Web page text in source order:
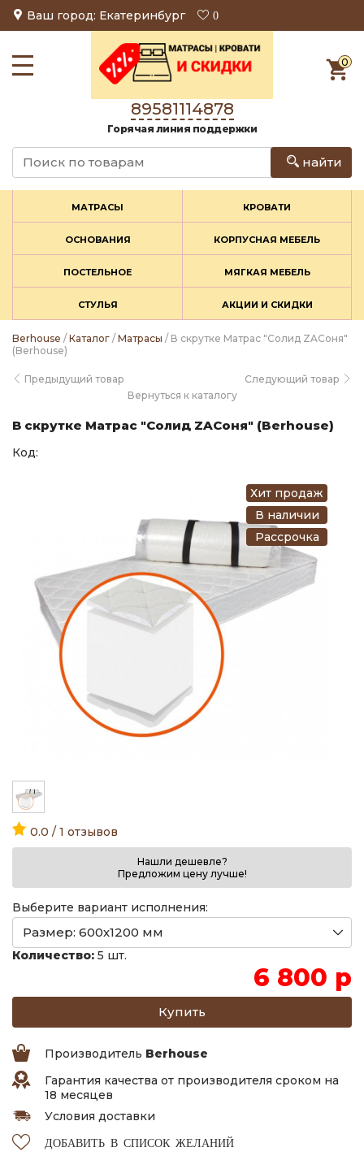
Ваш город: Екатеринбург 0
0
89581114878
Горячая линия поддержки
найти
МАТРАСЫ КРОВАТИ
ОСНОВАНИЯ КОРПУСНАЯ МЕБЕЛЬ
ПОСТЕЛЬНОЕ МЯГКАЯ МЕБЕЛЬ
СТУЛЬЯ АКЦИИ И СКИДКИ
Berhouse / Каталог / Матрасы / В скрутке Матрас "Солид ZAСоня"
(Berhouse)
Предыдущий товар
Следующий товар
Вернуться к каталогу
В скрутке Матрас "Солид ZAСоня" (Berhouse)
Код:
Хит продаж
В наличии
Рассрочка
0.0 / 1 отзывов
Нашли дешевле?
Предложим цену лучше!
Выберите вариант исполнения:
Количество: 5 шт.
6 800 р
Производитель Berhouse
Гарантия качества от производителя сроком на
18 месяцев
Условия доставки
ДОБАВИТЬ В СПИСОК ЖЕЛАНИЙ